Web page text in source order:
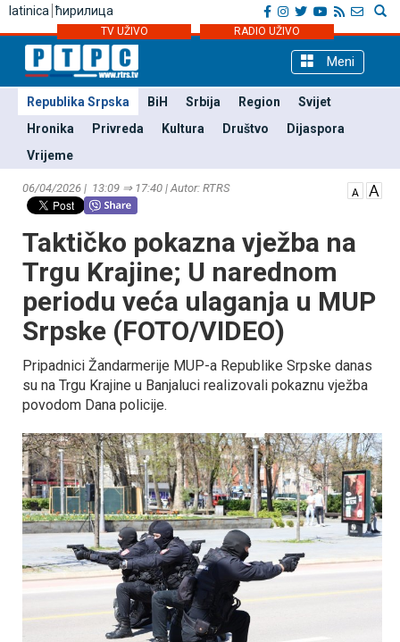
latinica ћирилица
TV UŽIVO RADIO UŽIVO
Meni
Republika Srpska BiH Srbija Region
Svijet
Hronika
Privreda Kultura Društvo
Dijaspora
Vrijeme
06/04/2026 | 13:09 ⇒ 17:40 | Autor: RTRS
Taktičko pokazna vježba na
Trgu Krajine; U narednom
periodu veća ulaganja u MUP
Srpske (FOTO/VIDEO)
Pripadnici Žandarmerije MUP-a Republike Srpske danas
su na Trgu Krajine u Banjaluci realizovali pokaznu vježba
povodom Dana policije.